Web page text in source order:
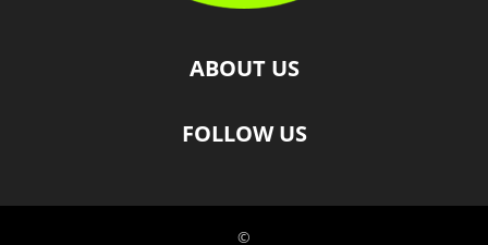
ABOUT US
FOLLOW US
©